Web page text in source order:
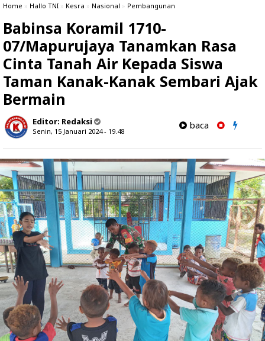
Home » Hallo TNI » Kesra » Nasional » Pembangunan
Babinsa Koramil 1710-
07/Mapurujaya Tanamkan Rasa
Cinta Tanah Air Kepada Siswa
Taman Kanak-Kanak Sembari Ajak
Bermain
Editor: Redaksi
Senin, 15 Januari 2024 - 19.48
baca